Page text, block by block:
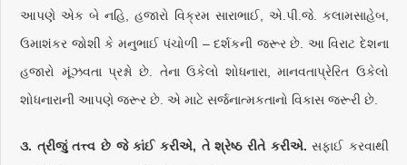
આપણે એક બે નહિ, હજારો વિક્રમ સારાભાઈ, એ.પી.જે. કલામસાહેબ,
ઉમાશંકર જોશી કે મનુભાઈ પંચોળી – દર્શકની જરૂર છે. આ વિરાટ દેશના
હજારો મૂંઝવતા પ્રશ્નો છે. તેના ઉકેલો શોધનારા, માનવતાપ્રેરિત ઉકેલો
શોધનારાની આપણે જરૂર છે. એ માટે સર્જનાત્મકતાનો વિકાસ જરૂરી છે.
૩. ત્રીજું તત્ત્વ છે જે કાંઈ કરીએ, તે શ્રેષ્ઠ રીતે કરીએ. સફાઈ કરવાથી